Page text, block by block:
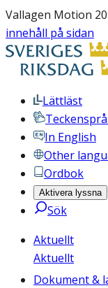
Vallagen Motion
innehåll på sidan
Lättläst
In English
Other
Ordbok
Aktivera lyssna
Sök
Aktuellt
Aktuellt
Dokument &